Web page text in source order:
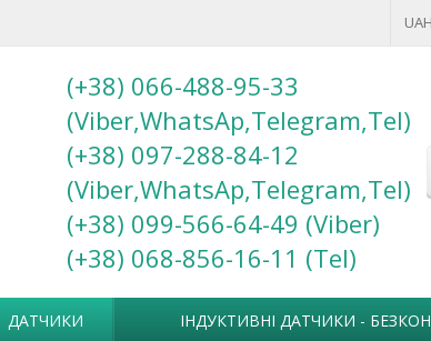
UAH
(+38) 066-488-95-33
(Viber,WhatsAp,Telegram,Tel)
(+38) 097-288-84-12
(Viber,WhatsAp,Telegram,Tel)
(+38) 099-566-64-49 (Viber)
(+38) 068-856-16-11 (Теl)
ДАТЧИКИ ІНДУКТИВНІ ДАТЧИКИ -